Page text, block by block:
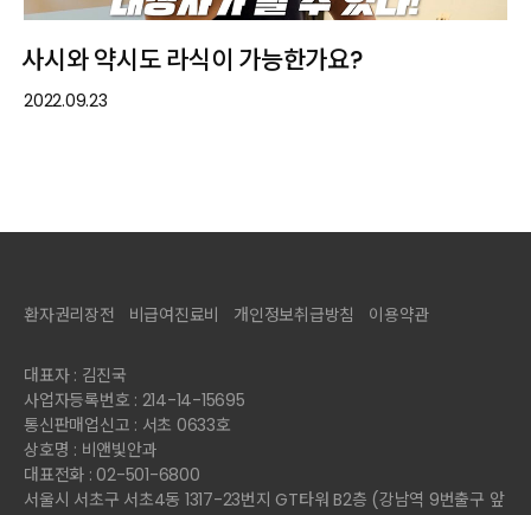
사시와 약시도 라식이 가능한가요?
2022.09.23
환자권리장전 비급여진료비 개인정보취급방침 이용약관
대표자 : 김진국
사업자등록번호 : 214-14-15695
통신판매업신고 : 서초 0633호
상호명 : 비앤빛안과
대표전화 : 02-501-6800
서울시 서초구 서초4동 1317-23번지 GT타워 B2층 (강남역 9번출구 앞